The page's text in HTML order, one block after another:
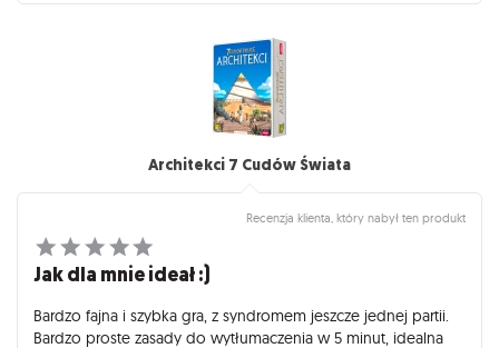
Architekci 7 Cudów Świata
Recenzja klienta, który nabył ten produkt
Jak dla mnie ideał :)
Bardzo fajna i szybka gra, z syndromem jeszcze jednej partii.
Bardzo proste zasady do wytłumaczenia w 5 minut, idealna